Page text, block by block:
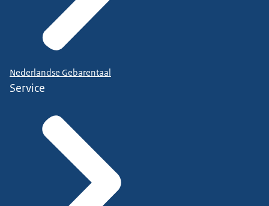
Nederlandse Gebarentaal
Service